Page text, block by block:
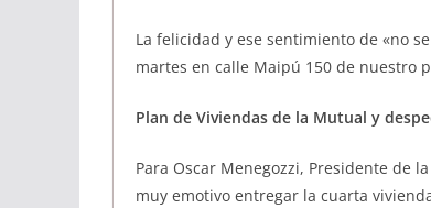
La felicidad y ese sentimiento de «no
martes en calle Maipú 150 de nuestro
Plan de Viviendas de la Mutual y
Para Oscar Menegozzi, Presidente de
muy emotivo entregar la cuarta